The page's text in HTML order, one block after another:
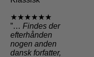
★★★★★★
”… Findes der
efterhånden
nogen anden
dansk forfatter,